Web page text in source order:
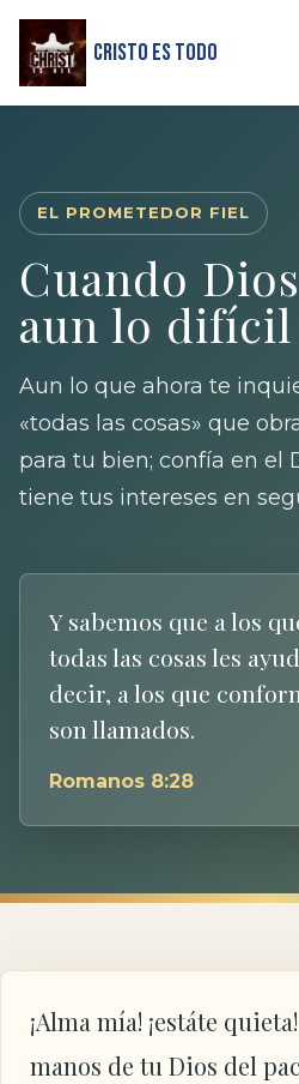
Cristo Es Todo
EL PROMETEDOR FIEL
Cuando
aun lo difícil
Aun lo que ahora te
«todas las cosas» que
para tu bien; confía en el
tiene tus intereses en
Y sabemos que a los
todas las cosas les
decir, a los que
son llamados.
Romanos 8:28
¡Alma mía! ¡estáte
manos de tu Dios del